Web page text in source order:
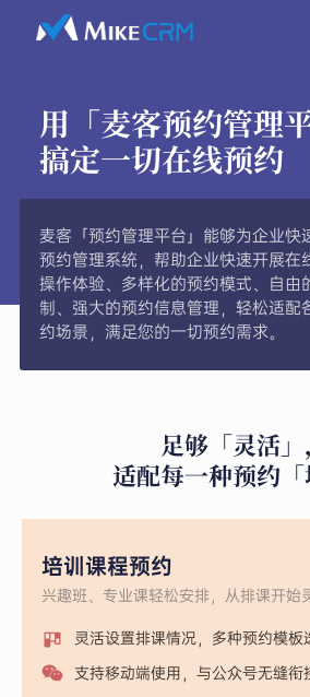
用「麦客预约管理平
搞定一切在线预约
麦客「预约管理平台」能够为企业快
预约管理系统，帮助企业快速开展在
操作体验、多样化的预约模式、自由
制、强大的预约信息管理，轻松适配
约场景，满足您的一切预约需求。
足够「灵活」
适配每一种预约「
培训课程预约
兴趣班、专业课轻松安排，从排课开始
灵活设置排课情况，多种预约模板
支持移动端使用，与公众号无缝衔